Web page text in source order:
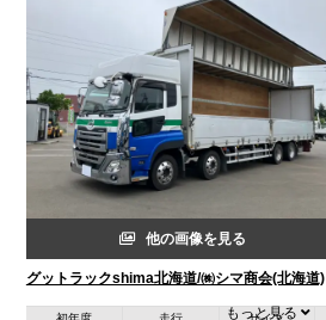
他の画像を見る
グットラックshima北海道/㈱シマ商会(北海道)
もっと見る